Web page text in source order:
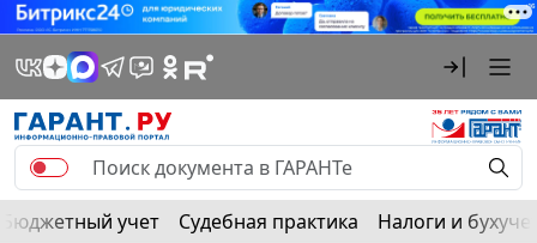
Бюджетный учет Судебная практика Налоги и